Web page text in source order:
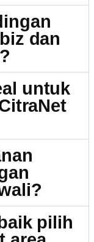
dan
untuk
pilih